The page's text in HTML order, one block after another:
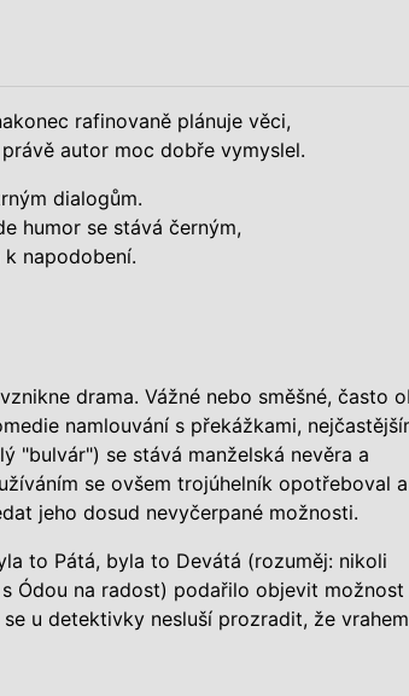
rafinovaně plánuje věci,
autor moc dobře vymyslel.
dialogům.
humor se stává černým,
napodobení.
drama. Vážné nebo směšné, často
namlouvání s překážkami,
"bulvár") se stává manželská nevěra a
se ovšem trojúhelník opotřeboval
jeho dosud nevyčerpané možnosti.
to Pátá, byla to Devátá (rozuměj: nikoli
Ódou na radost) podařilo objevit možnost
u detektivky nesluší prozradit, že